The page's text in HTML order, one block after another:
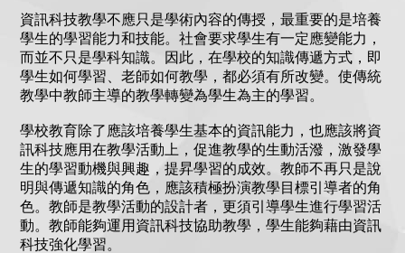
資訊科技教學不應只是學術內容的傳授，最重要的是培養
學生的學習能力和技能。社會要求學生有一定應變能力，
而並不只是學科知識。因此，在學校的知識傳遞方式，即
學生如何學習、老師如何教學，都必須有所改變。使傳統
教學中教師主導的教學轉變為學生為主的學習。
學校教育除了應該培養學生基本的資訊能力，也應該將資
訊科技應用在教學活動上，促進教學的生動活潑，激發學
生的學習動機與興趣，提昇學習的成效。教師不再只是說
明與傳遞知識的角色，應該積極扮演教學目標引導者的角
色。教師是教學活動的設計者，更須引導學生進行學習活
動。教師能夠運用資訊科技協助教學，學生能夠藉由資訊
科技強化學習。